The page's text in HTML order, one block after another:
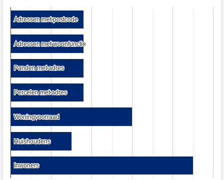
Adressen met postcode
Adressen met postcode
Adressen met woonfunctie
Adressen met woonfunctie
Panden met adres
Panden met adres
Percelen met adres
Percelen met adres
Woningvoorraad
Woningvoorraad
Huishoudens
Huishoudens
Inwoners
Inwoners